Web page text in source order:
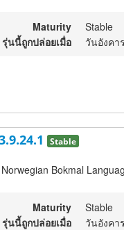
Maturity
Stable
รุ่นนี้ถูกปล่อยเมื่อ
วันอังคา
Stable
Bokmal
Maturity
Stable
รุ่นนี้ถูกปล่อยเมื่อ
วันอังคา